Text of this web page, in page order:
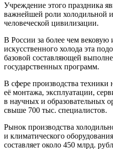
Учреждение этого праздника
важнейшей роли холодильной
человеческой цивилизации.
В России за более чем
искусственного холода эта
базовой составляющей
государственных программ.
В сфере производства техники
её монтажа, эксплуатации,
в научных и образовательных
свыше 700 тыс. специалистов.
Рынок производства
и климатического
составляет около 450 млрд.